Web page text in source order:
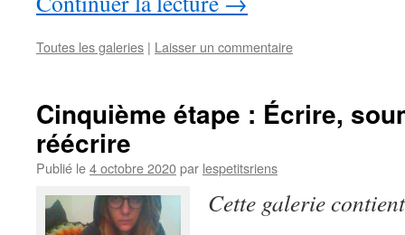
Toutes les galeries | Laisser un commentaire
Cinquième étape : Écrire,
réécrire
Publié le4 octobre 2020par lespetitsriens
Cette galerie